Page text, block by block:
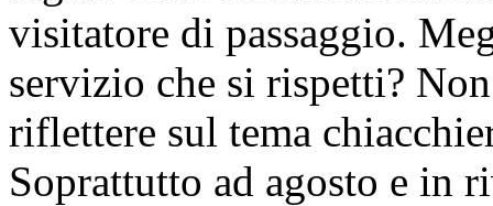
visitatore di passaggio.
servizio che si rispetti?
riflettere sul tema
Soprattutto ad agosto e in